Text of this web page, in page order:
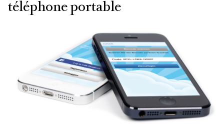
téléphone portable